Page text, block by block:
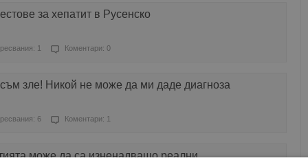
за хепатит в Русенско
1 Коментари: 0
зле! Никой не може да ми даде диагноза
6 Коментари: 1
може да са изненадващо реални